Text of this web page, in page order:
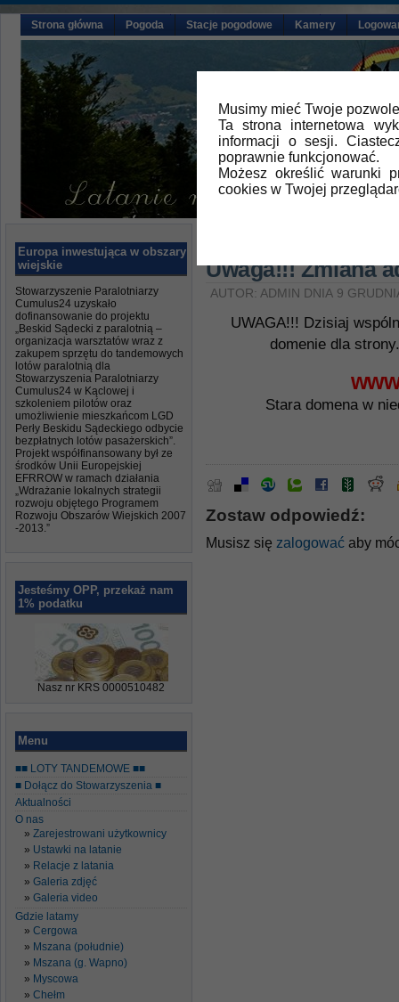
Musimy mieć Twoje
Ta strona internetowa
informacji o sesji.
poprawnie funkcjonować.
Możesz określić warunki
cookies w Twojej
Strona główna Pogoda Stacje pogodowe Kamery
Europa inwestująca w obszary
wiejskie
Stowarzyszenie Paralotniarzy
Cumulus24 uzyskało
dofinansowanie do projektu
„Beskid Sądecki z paralotnią –
organizacja warsztatów wraz z
zakupem sprzętu do tandemowych
lotów paralotnią dla
Stowarzyszenia Paralotniarzy
Cumulus24 w Kąclowej i
szkoleniem pilotów oraz
umożliwienie mieszkańcom LGD
Perły Beskidu Sądeckiego odbycie
bezpłatnych lotów pasażerskich”.
Projekt współfinansowany był ze
środków Unii Europejskiej
EFRROW w ramach działania
„Wdrażanie lokalnych strategii
rozwoju objętego Programem
Rozwoju Obszarów Wiejskich 2007
-2013.”
Jesteśmy OPP, przekaż nam
1% podatku
Nasz nr KRS 0000510482
Menu
■■ LOTY TANDEMOWE ■■
■ Dołącz do Stowarzyszenia ■
Aktualności
O nas
Zarejestrowani użytkownicy
Ustawki na latanie
Relacje z latania
Galeria zdjęć
Galeria video
Gdzie latamy
Cergowa
Mszana (południe)
Mszana (g. Wapno)
Myscowa
Chełm
Uwaga!!! Zmiana
AUTOR: ADMIN DNIA 9
UWAGA!!! Dzisiaj
domenie dla
Stara domena w
Zostaw odpowiedź:
Musisz się zalogować aby